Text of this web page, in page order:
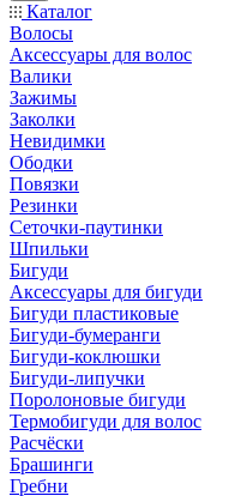
Каталог
Волосы
Аксессуары для волос
Валики
Зажимы
Заколки
Невидимки
Ободки
Повязки
Резинки
Сеточки-паутинки
Шпильки
Бигуди
Аксессуары для бигуди
Бигуди пластиковые
Бигуди-бумеранги
Бигуди-коклюшки
Бигуди-липучки
Поролоновые бигуди
Термобигуди для волос
Расчёски
Брашинги
Гребни